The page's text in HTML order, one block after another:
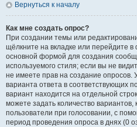
Вернуться к началу
Как мне создать опрос?
При создании темы или
щёлкните на вкладке или перейдите
основной формой для создания
используемого стиля; если вы не
не имеете прав на создание опросов.
варианта ответа в соответствующих
вариант находится на отдельной
можете задать количество вариантов,
пользователи при голосовании, с
период проведения опроса в днях (0